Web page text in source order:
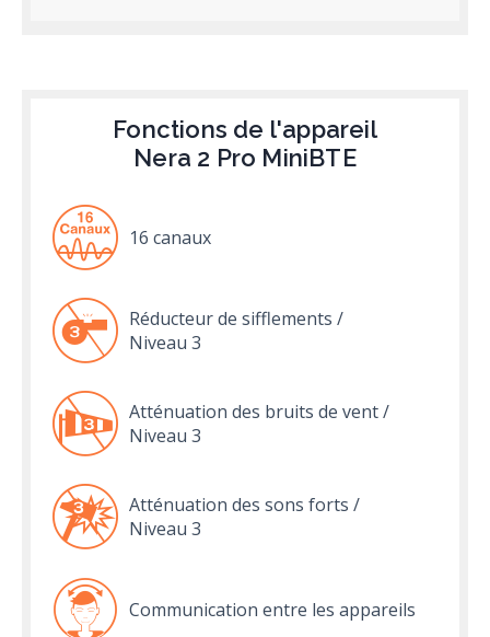
Fonctions de l'appareil
Nera 2 Pro MiniBTE
16 canaux
Réducteur de sifflements /
Niveau 3
Atténuation des bruits de vent /
Niveau 3
Atténuation des sons forts /
Niveau 3
Communication entre les appareils